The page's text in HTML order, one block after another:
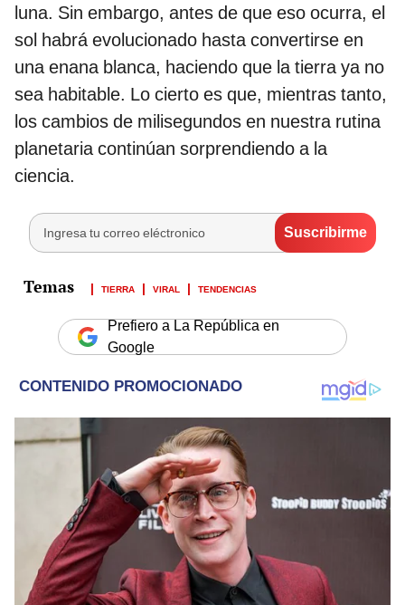
luna. Sin embargo, antes de que eso ocurra, el
sol habrá evolucionado hasta convertirse en
una enana blanca, haciendo que la tierra ya no
sea habitable. Lo cierto es que, mientras tanto,
los cambios de milisegundos en nuestra rutina
planetaria continúan sorprendiendo a la
ciencia.
TIERRA VIRAL TENDENCIAS
Prefiero a La República en
Google